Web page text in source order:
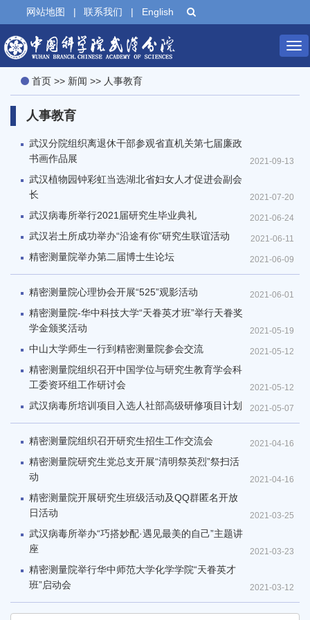
网站地图 | 联系我们 | English
首页 >> 新闻 >> 人事教育
人事教育
2021-09-13
武汉分院组织离退休干部参观省直机关第七届廉政
书画作品展
2021-07-20
武汉植物园钟彩虹当选湖北省妇女人才促进会副会
长
2021-06-24
武汉病毒所举行2021届研究生毕业典礼
2021-06-11
武汉岩土所成功举办“沿途有你”研究生联谊活动
2021-06-09
精密测量院举办第二届博士生论坛
2021-06-01
精密测量院心理协会开展“525”观影活动
2021-05-19
精密测量院-华中科技大学“天眷英才班”举行天眷奖
学金颁奖活动
2021-05-12
中山大学师生一行到精密测量院参会交流
2021-05-12
精密测量院组织召开中国学位与研究生教育学会科
工委资环组工作研讨会
2021-05-07
武汉病毒所培训项目入选人社部高级研修项目计划
2021-04-16
精密测量院组织召开研究生招生工作交流会
2021-04-16
精密测量院研究生党总支开展“清明祭英烈”祭扫活
动
2021-03-25
精密测量院开展研究生班级活动及QQ群匿名开放
日活动
2021-03-23
武汉病毒所举办“巧搭妙配·遇见最美的自己”主题讲
座
2021-03-12
精密测量院举行华中师范大学化学学院“天眷英才
班”启动会